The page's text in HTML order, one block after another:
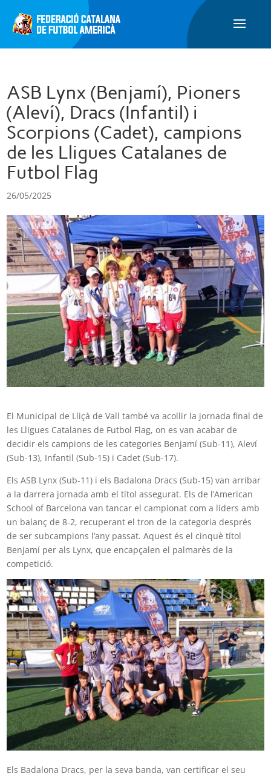
ASB Lynx (Benjamí), Pioners
(Aleví), Dracs (Infantil) i
Scorpions (Cadet), campions
de les Lligues Catalanes de
Futbol Flag
26/05/2025
El Municipal de Lliçà de Vall també va acollir la jornada final de
les Lligues Catalanes de Futbol Flag, on es van acabar de
decidir els campions de les categories Benjamí (Sub-11), Aleví
(Sub-13), Infantil (Sub-15) i Cadet (Sub-17).
Els ASB Lynx (Sub-11) i els Badalona Dracs (Sub-15) van arribar
a la darrera jornada amb el títol assegurat. Els de l’American
School of Barcelona van tancar el campionat com a líders amb
un balanç de 8-2, recuperant el tron de la categoria després
de ser subcampions l’any passat. Aquest és el cinquè títol
Benjamí per als Lynx, que encapçalen el palmarès de la
competició.
Els Badalona Dracs, per la seva banda, van certificar el seu